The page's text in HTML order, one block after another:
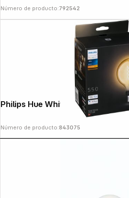
Número de producto:792542
Número de producto:843075